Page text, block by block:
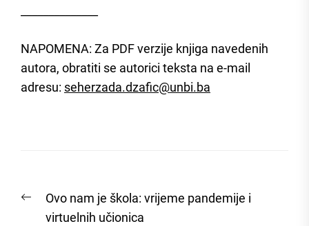
NAPOMENA: Za PDF verzije knjiga navedenih
autora, obratiti se autorici teksta na e-mail
adresu: seherzada.dzafic@unbi.ba
navigation
Previous
post:
Ovo nam je škola: vrijeme pandemije i
virtuelnih učionica